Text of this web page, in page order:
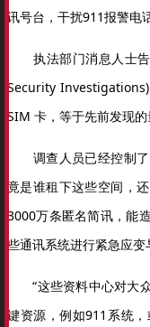
讯号台，干扰911报警电
执法部门消息人士告
Security
SIM 卡，等于先前发现的
调查人员已经控制了
竟是谁租下这些空间，
3000万条匿名简讯，能
些通讯系统进行紧急应变
“这些资料中心对大众
键资源，例如911系统